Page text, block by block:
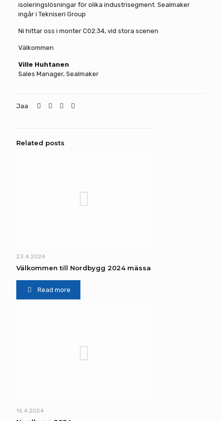
isoleringslösningar för olika industrisegment. Sealmaker
ingår i Tekniseri Group
Ni hittar oss i monter C02:34, vid stora scenen
Välkommen
Ville Huhtanen
Sales Manager, Sealmaker
Jaa
Related posts
23.4.2024
Välkommen till Nordbygg 2024 mässa
Read more
16.4.2024